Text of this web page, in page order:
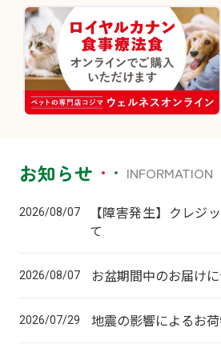
お知らせ INFORMATION
2026/08/07
【障害発生】クレジ
て
2026/08/07 お盆期間中のお届け
2026/07/29 地震の影響によるお